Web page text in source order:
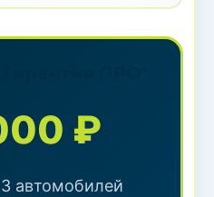
₽
автомобилей